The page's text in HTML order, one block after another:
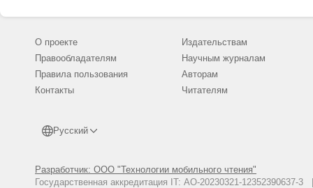
О проекте
Правообладателям
Правила пользования
Контакты
Русский
Разработчик: ООО "Технологии мобильного чтения"
Государственная аккредитация IT: АО-20230321-
Издательствам
Научным журналам
Авторам
Читателям